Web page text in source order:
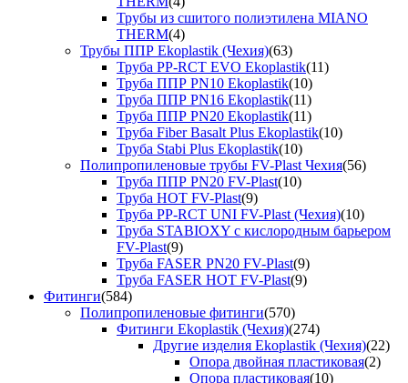
Трубы из сшитого полиэтилена MIANO
THERM(4)
Трубы ППР Ekoplastik (Чехия)(63)
Труба PP-RCT EVO Ekoplastik(11)
Труба ППР PN10 Ekoplastik(10)
Труба ППР PN16 Ekoplastik(11)
Труба ППР PN20 Ekoplastik(11)
Труба Fiber Basalt Plus Ekoplastik(10)
Труба Stabi Plus Ekoplastik(10)
Полипропиленовые трубы FV-Plast Чехия(56)
Труба ППР PN20 FV-Plast(10)
Труба HOT FV-Plast(9)
Труба PP-RCT UNI FV-Plast (Чехия)(10)
Труба STABIOXY с кислородным барьером
FV-Plast(9)
Труба FASER PN20 FV-Plast(9)
Труба FASER HOT FV-Plast(9)
Фитинги(584)
Полипропиленовые фитинги(570)
Фитинги Ekoplastik (Чехия)(274)
Другие изделия Ekoplastik (Чехия)(22)
Опора двойная пластиковая(2)
Опора пластиковая(10)